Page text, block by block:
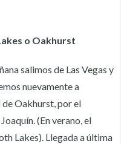
o Oakhurst
salimos de Las Vegas y
nuevamente a
Oakhurst, por el
(En verano, el
Lakes). Llegada a última